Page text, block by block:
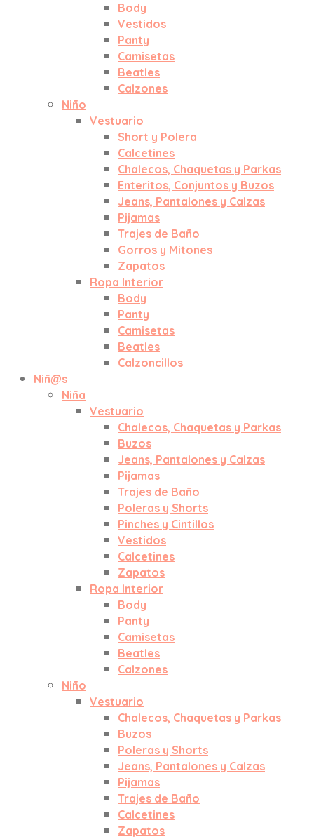
Body
Vestidos
Panty
Camisetas
Beatles
Calzones
Niño
Vestuario
Short y Polera
Calcetines
Chalecos, Chaquetas y Parkas
Enteritos, Conjuntos y Buzos
Jeans, Pantalones y Calzas
Pijamas
Trajes de Baño
Gorros y Mitones
Zapatos
Ropa Interior
Body
Panty
Camisetas
Beatles
Calzoncillos
Niñ@s
Niña
Vestuario
Chalecos, Chaquetas y Parkas
Buzos
Jeans, Pantalones y Calzas
Pijamas
Trajes de Baño
Poleras y Shorts
Pinches y Cintillos
Vestidos
Calcetines
Zapatos
Ropa Interior
Body
Panty
Camisetas
Beatles
Calzones
Niño
Vestuario
Chalecos, Chaquetas y Parkas
Buzos
Poleras y Shorts
Jeans, Pantalones y Calzas
Pijamas
Trajes de Baño
Calcetines
Zapatos